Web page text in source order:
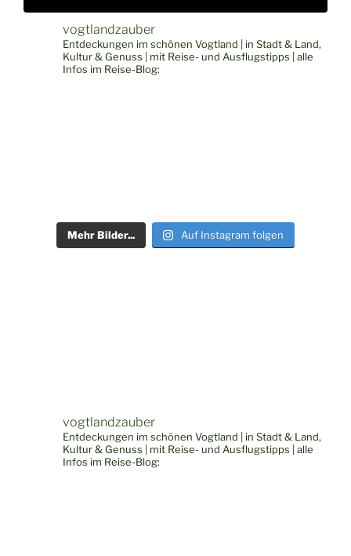
vogtlandzauber
Entdeckungen im schönen Vogtland | in Stadt & Land,
Kultur & Genuss | mit Reise- und Ausflugstipps | alle
Infos im Reise-Blog:
Mehr Bilder... Auf Instagram folgen
vogtlandzauber
Entdeckungen im schönen Vogtland | in Stadt & Land,
Kultur & Genuss | mit Reise- und Ausflugstipps | alle
Infos im Reise-Blog: